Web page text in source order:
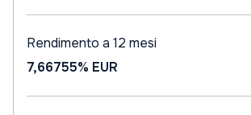
Rendimento a 12 mesi
7,66755% EUR